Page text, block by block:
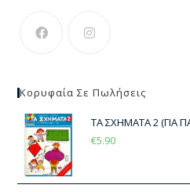
Κορυφαία Σε Πωλήσεις
ΤΑ ΣΧΗΜΑΤΑ 2 (ΓΙΑ
€5.90